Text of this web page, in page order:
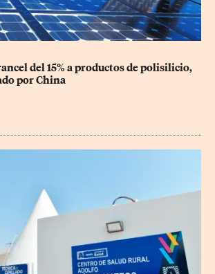
del 15% a productos de polisilicio,
por China